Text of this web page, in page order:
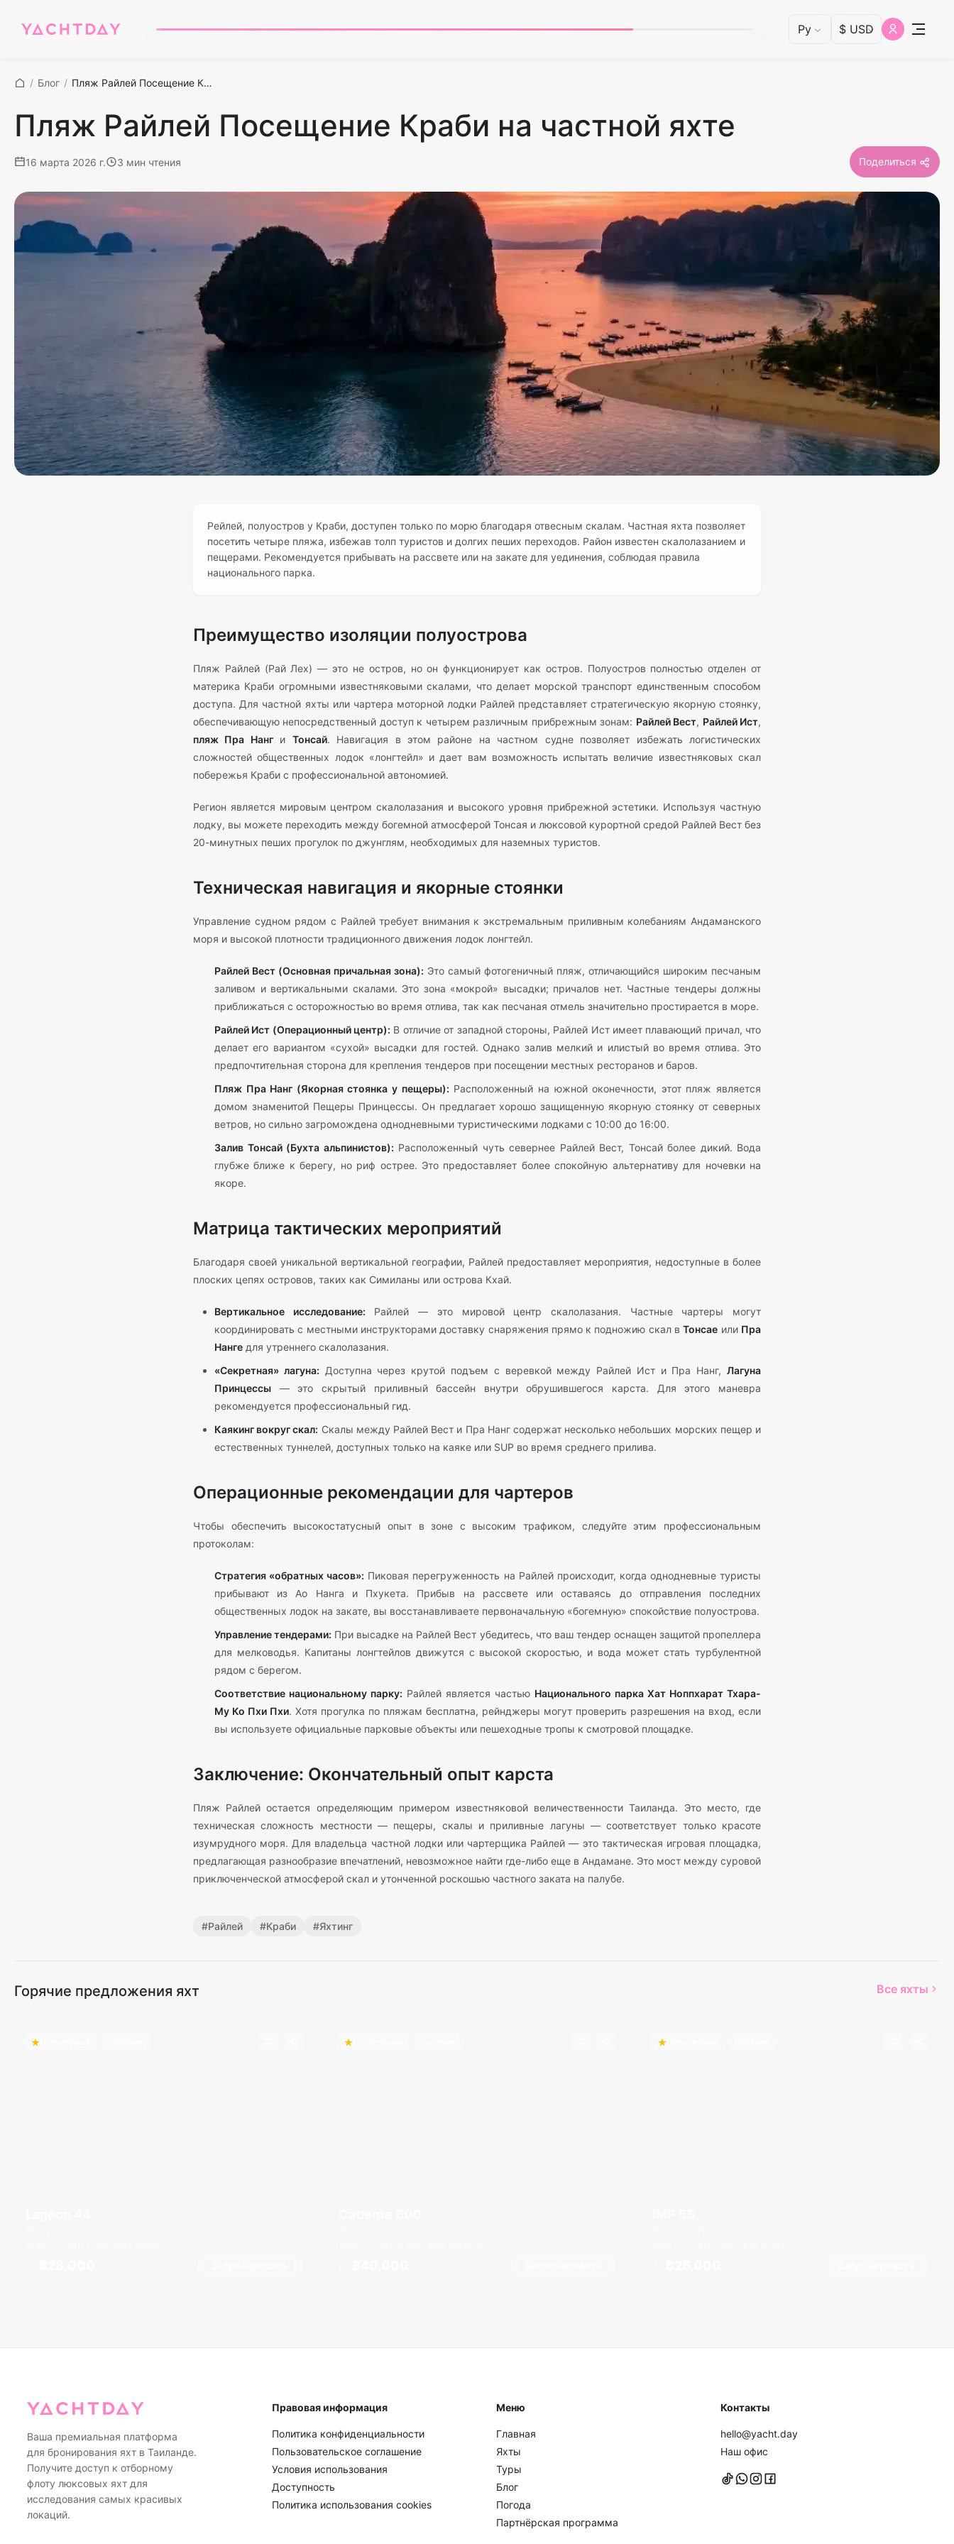
/ Блог / Пляж Райлей Посещение Краби на частной яхте
Пляж Райлей Посещение Краби на частной яхте
16 марта 2026 г. 3 мин чтения Поделиться
Рейлей, полуостров у Краби, доступен только по морю благодаря отвесным скалам. Частная яхта позволяет
посетить четыре пляжа, избежав толп туристов и долгих пеших переходов. Район известен скалолазанием и
пещерами. Рекомендуется прибывать на рассвете или на закате для уединения, соблюдая правила
национального парка.
Преимущество изоляции полуострова
Пляж Райлей (Рай Лех) — это не остров, но он функционирует как остров. Полуостров полностью отделен от
материка Краби огромными известняковыми скалами, что делает морской транспорт единственным способом
доступа. Для частной яхты или чартера моторной лодки Райлей представляет стратегическую якорную стоянку,
обеспечивающую непосредственный доступ к четырем различным прибрежным зонам: Райлей Вест, Райлей Ист,
пляж Пра Нанги Тонсай. Навигация в этом районе на частном судне позволяет избежать логистических
сложностей общественных лодок «лонгтейл» и дает вам возможность испытать величие известняковых скал
побережья Краби с профессиональной автономией.
Регион является мировым центром скалолазания и высокого уровня прибрежной эстетики. Используя частную
лодку, вы можете переходить между богемной атмосферой Тонсая и люксовой курортной средой Райлей Вест без
20-минутных пеших прогулок по джунглям, необходимых для наземных туристов.
Техническая навигация и якорные стоянки
Управление судном рядом с Райлей требует внимания к экстремальным приливным колебаниям Андаманского
моря и высокой плотности традиционного движения лодок лонгтейл.
Райлей Вест (Основная причальная зона): Это самый фотогеничный пляж, отличающийся широким песчаным
заливом и вертикальными скалами. Это зона «мокрой» высадки; причалов нет. Частные тендеры должны
приближаться с осторожностью во время отлива, так как песчаная отмель значительно простирается в море.
Райлей Ист (Операционный центр): В отличие от западной стороны, Райлей Ист имеет плавающий причал, что
делает его вариантом «сухой» высадки для гостей. Однако залив мелкий и илистый во время отлива. Это
предпочтительная сторона для крепления тендеров при посещении местных ресторанов и баров.
Пляж Пра Нанг (Якорная стоянка у пещеры): Расположенный на южной оконечности, этот пляж является
домом знаменитой Пещеры Принцессы. Он предлагает хорошо защищенную якорную стоянку от северных
ветров, но сильно загромождена однодневными туристическими лодками с 10:00 до 16:00.
Залив Тонсай (Бухта альпинистов): Расположенный чуть севернее Райлей Вест, Тонсай более дикий. Вода
глубже ближе к берегу, но риф острее. Это предоставляет более спокойную альтернативу для ночевки на
якоре.
Матрица тактических мероприятий
Благодаря своей уникальной вертикальной географии, Райлей предоставляет мероприятия, недоступные в более
плоских цепях островов, таких как Симиланы или острова Кхай.
Вертикальное исследование: Райлей — это мировой центр скалолазания. Частные чартеры могут
координировать с местными инструкторами доставку снаряжения прямо к подножию скал вТонсае или Пра
Нанге для утреннего скалолазания.
«Секретная» лагуна: Доступна через крутой подъем с веревкой между Райлей Ист и Пра Нанг,Лагуна
Принцессы — это скрытый приливный бассейн внутри обрушившегося карста. Для этого маневра
рекомендуется профессиональный гид.
Каякинг вокруг скал: Скалы между Райлей Вест и Пра Нанг содержат несколько небольших морских пещер и
естественных туннелей, доступных только на каяке или SUP во время среднего прилива.
Операционные рекомендации для чартеров
Чтобы обеспечить высокостатусный опыт в зоне с высоким трафиком, следуйте этим профессиональным
протоколам:
Стратегия «обратных часов»: Пиковая перегруженность на Райлей происходит, когда однодневные туристы
прибывают из Ао Нанга и Пхукета. Прибыв на рассвете или оставаясь до отправления последних
общественных лодок на закате, вы восстанавливаете первоначальную «богемную» спокойствие полуострова.
Управление тендерами: При высадке на Райлей Вест убедитесь, что ваш тендер оснащен защитой пропеллера
для мелководья. Капитаны лонгтейлов движутся с высокой скоростью, и вода может стать турбулентной
рядом с берегом.
Соответствие национальному парку: Райлей является частью Национального парка Хат Ноппхарат Тхара-
Му Ко Пхи Пхи. Хотя прогулка по пляжам бесплатна, рейнджеры могут проверить разрешения на вход, если
вы используете официальные парковые объекты или пешеходные тропы к смотровой площадке.
Заключение: Окончательный опыт карста
Пляж Райлей остается определяющим примером известняковой величественности Таиланда. Это место, где
техническая сложность местности — пещеры, скалы и приливные лагуны — соответствует только красоте
изумрудного моря. Для владельца частной лодки или чартерщика Райлей — это тактическая игровая площадка,
предлагающая разнообразие впечатлений, невозможное найти где-либо еще в Андамане. Это мост между суровой
приключенческой атмосферой скал и утонченной роскошью частного заката на палубе.
#Райлей #Краби #Яхтинг
Горячие предложения яхт Все яхты
Популярная
Ваша премиальная платформа
для бронирования яхт в Таиланде.
Получите доступ к отборному
флоту люксовых яхт для
исследования самых красивых
локаций.
Правовая информация
Политика конфиденциальности
Пользовательское соглашение
Условия использования
Доступность
Политика использования cookies
Меню
Главная
Яхты
Туры
Блог
Погода
Партнёрская программа
Контакты
hello@yacht.day
Наш офис